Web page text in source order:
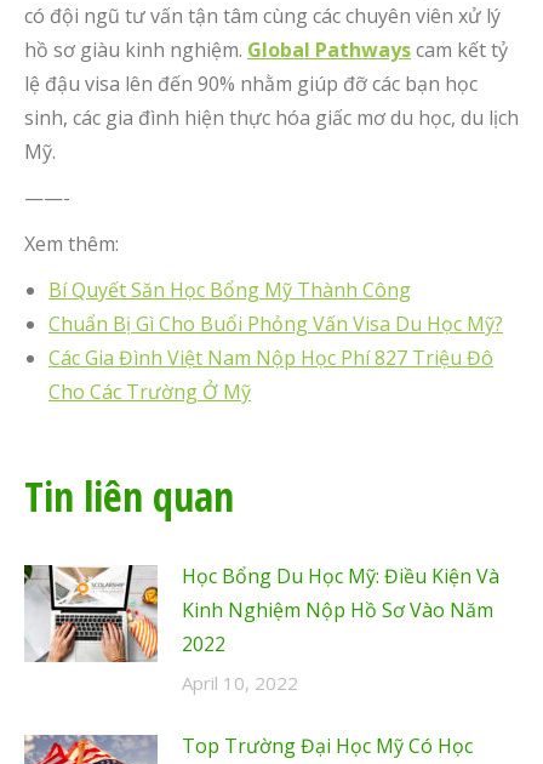
có đội ngũ tư vấn tận tâm cùng các chuyên viên xử lý
hồ sơ giàu kinh nghiệm. Global Pathwayscam kết tỷ
lệ đậu visa lên đến 90% nhằm giúp đỡ các bạn học
sinh, các gia đình hiện thực hóa giấc mơ du học, du lịch
Mỹ.
——-
Xem thêm:
Bí Quyết Săn Học Bổng Mỹ Thành Công
Chuẩn Bị Gì Cho Buổi Phỏng Vấn Visa Du Học Mỹ?
Các Gia Đình Việt Nam Nộp Học Phí 827 Triệu Đô
Cho Các Trường Ở Mỹ
Tin liên quan
Học Bổng Du Học Mỹ: Điều Kiện Và
Kinh Nghiệm Nộp Hồ Sơ Vào Năm
2022
April 10, 2022
Top Trường Đại Học Mỹ Có Học